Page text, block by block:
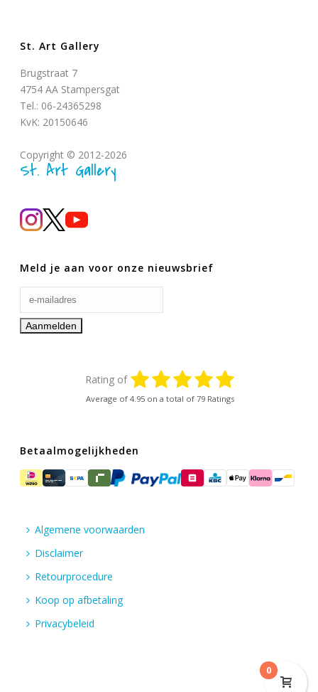
St. Art Gallery
Brugstraat 7
4754 AA Stampersgat
Tel.: 06-24365298
KvK: 20150646
Copyright © 2012-2026
St. Art Gallery
Meld je aan voor onze nieuwsbrief
Rating of
Average of 4.95 on a total of 79 Ratings
Betaalmogelijkheden
Algemene voorwaarden
Disclaimer
Retourprocedure
Koop op afbetaling
Privacybeleid
0